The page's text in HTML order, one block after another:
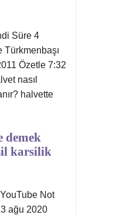
Süre 4
Özetle 7:32
nasıl
halvette
demek
karsilik
Not
ağu 2020